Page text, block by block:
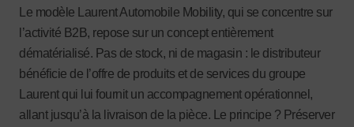
Le modèle Laurent Automobile Mobility, qui se concentre sur
l’activité B2B, repose sur un concept entièrement
dématérialisé. Pas de stock, ni de magasin : le distributeur
bénéficie de l’offre de produits et de services du groupe
Laurent qui lui fournit un accompagnement opérationnel,
allant jusqu’à la livraison de la pièce. Le principe ? Préserver